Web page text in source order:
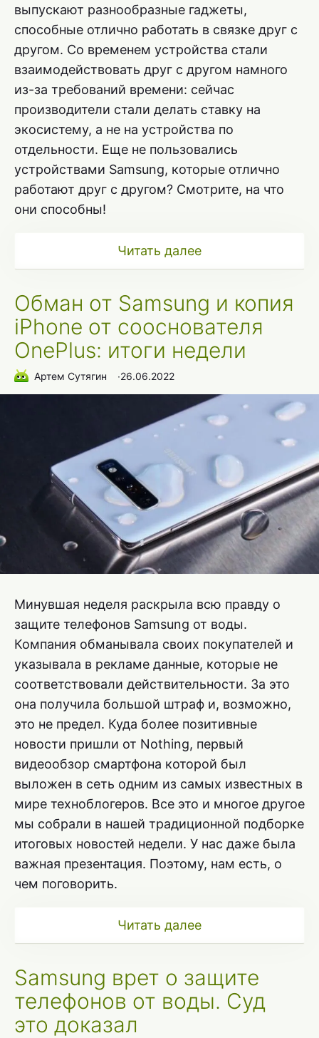
выпускают разнообразные гаджеты,
способные отлично работать в связке друг с
другом. Со временем устройства стали
взаимодействовать друг с другом намного
из-за требований времени: сейчас
производители стали делать ставку на
экосистему, а не на устройства по
отдельности. Еще не пользовались
устройствами Samsung, которые отлично
работают друг с другом? Смотрите, на что
они способны!
Читать далее
Обман от Samsung и копия
iPhone от сооcнователя
OnePlus: итоги недели
Артем Сутягин ∙26.06.2022
Минувшая неделя раскрыла всю правду о
защите телефонов Samsung от воды.
Компания обманывала своих покупателей и
указывала в рекламе данные, которые не
соответствовали действительности. За это
она получила большой штраф и, возможно,
это не предел. Куда более позитивные
новости пришли от Nothing, первый
видеообзор смартфона которой был
выложен в сеть одним из самых известных в
мире техноблогеров. Все это и многое другое
мы собрали в нашей традиционной подборке
итоговых новостей недели. У нас даже была
важная презентация. Поэтому, нам есть, о
чем поговорить.
Читать далее
Samsung врет о защите
телефонов от воды. Суд
это доказал